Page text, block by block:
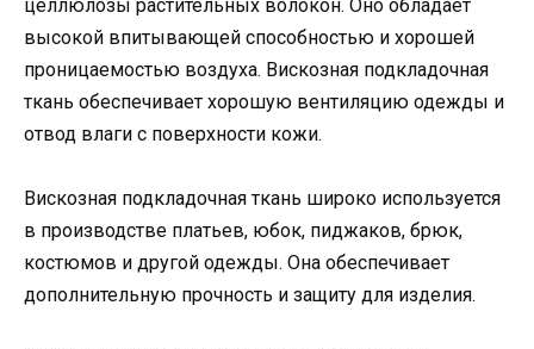
целлюлозы растительных волокон. Оно обладает
высокой впитывающей способностью и хорошей
проницаемостью воздуха. Вискозная подкладочная
ткань обеспечивает хорошую вентиляцию одежды и
отвод влаги с поверхности кожи.
Вискозная подкладочная ткань широко используется
в производстве платьев, юбок, пиджаков, брюк,
костюмов и другой одежды. Она обеспечивает
дополнительную прочность и защиту для изделия.